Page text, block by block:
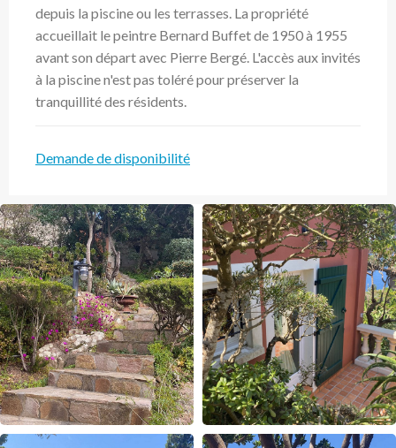
depuis la piscine ou les terrasses. La propriété
accueillait le peintre Bernard Buffet de 1950 à 1955
avant son départ avec Pierre Bergé. L'accès aux invités
à la piscine n'est pas toléré pour préserver la
tranquillité des résidents.
Demande de disponibilité